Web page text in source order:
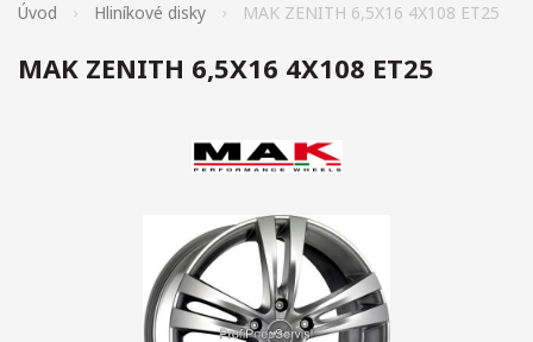
Úvod Hliníkové disky MAK ZENITH 6,5X16 4X108 ET25
MAK ZENITH 6,5X16 4X108 ET25